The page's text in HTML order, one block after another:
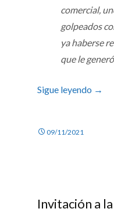
comercial,
golpeados
ya haberse
que le
Sigue leyendo →
09/11/2021
Invitación a